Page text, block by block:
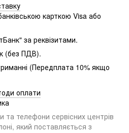
карткою Visa або
за реквізитами.
(без ПДВ).
(Передплата 10% якщо
оплати
та телефони сервісних центрів
який поставляється з